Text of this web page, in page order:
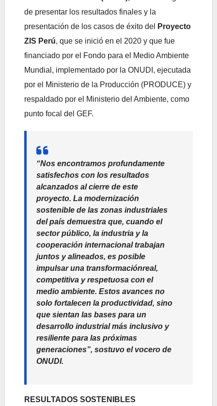
de presentar los resultados finales y la
presentación de los casos de éxito del
Proyecto
ZIS Perú, que se inició en el 2020 y que fue
financiado por el Fondo para el Medio Ambiente
Mundial, implementado por la ONUDI, ejecutada
por el Ministerio de la Producción (PRODUCE) y
respaldado por el Ministerio del Ambiente, como
punto focal del GEF.
“Nos encontramos profundamente
satisfechos con los resultados
alcanzados al cierre de este
proyecto. La modernización
sostenible de las zonas industriales
del país demuestra que, cuando el
sector público, la industria y la
cooperación internacional trabajan
juntos y alineados, es posible
impulsar una transformaciónreal,
competitiva y respetuosa con el
medio ambiente. Estos avances no
solo fortalecen la productividad, sino
que sientan las bases para un
desarrollo industrial más inclusivo y
resiliente para las próximas
generaciones”, sostuvo el vocero de
ONUDI.
RESULTADOS SOSTENIBLES